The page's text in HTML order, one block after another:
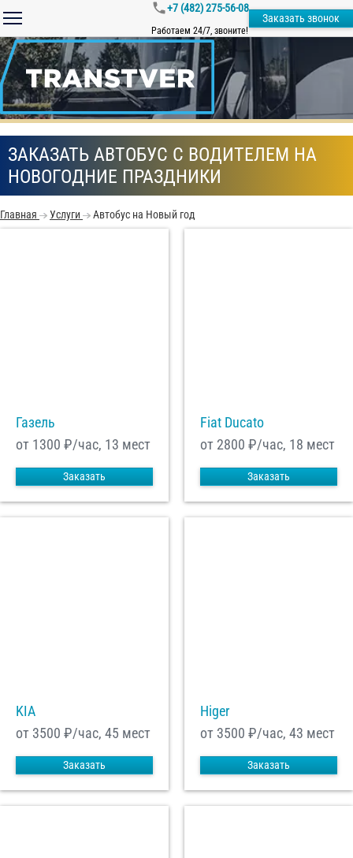
+7 (482) 275-56-08
Работаем 24/7, звоните!
Заказать звонок
ЗАКАЗАТЬ АВТОБУС С ВОДИТЕЛЕМ НА
НОВОГОДНИЕ ПРАЗДНИКИ
Главная Услуги Автобус на Новый год
Газель
от 1300 ₽/час, 13 мест
Заказать
Fiat Ducato
от 2800 ₽/час, 18 мест
Заказать
KIA
от 3500 ₽/час, 45 мест
Заказать
Higer
от 3500 ₽/час, 43 мест
Заказать
обработку моих Персональных данных